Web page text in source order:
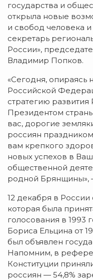
государства и
открыла новые
и свобод человека
секретарь
России»,
Владимир Попков.
«Сегодня, опираясь
Российской
стратегию
Президентом
вас, дорогие
россиян
вам крепкого
новых успехов в
общественной
родной Брянщины»,
12 декабря в России
которая была
голосования в 1993
Бориса Ельцина от
был объявлен
Напомним, в
Конституции
россиян — 54,8%